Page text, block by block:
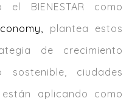
BIENESTAR como
plantea estos
de crecimiento
sostenible, ciudades
aplicando como